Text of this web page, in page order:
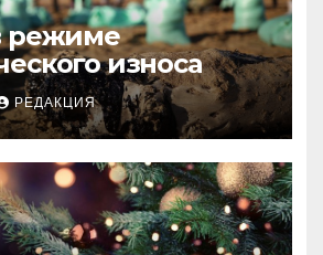
режиме
износа
РЕДАКЦИЯ